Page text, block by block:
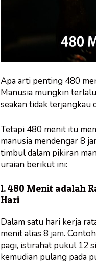
Apa arti penting 480
Manusia mungkin
seakan tidak terjangkau
Tetapi 480 menit itu
manusia mendengar 8
timbul dalam pikiran
uraian berikut ini:
1. 480 Menit adalah
Hari
Dalam satu hari kerja
menit alias 8 jam.
pagi, istirahat pukul 12
kemudian pulang pada